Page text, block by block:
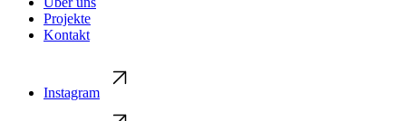
Projekte
Kontakt
Instagram